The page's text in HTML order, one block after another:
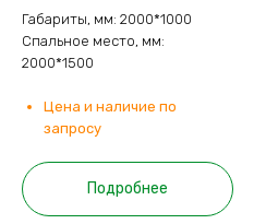
Габариты, мм: 2000*1000
Спальное место, мм:
2000*1500
Цена и наличие по
запросу
Подробнее